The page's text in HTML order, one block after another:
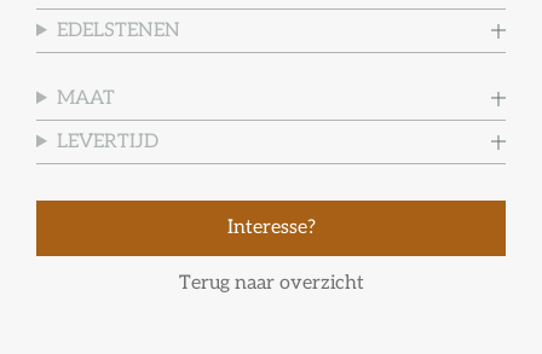
EDELSTENEN
MAAT
LEVERTIJD
Interesse?
Terug naar overzicht